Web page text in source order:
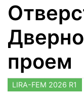
проем
LIRA-FEM 2026 R1